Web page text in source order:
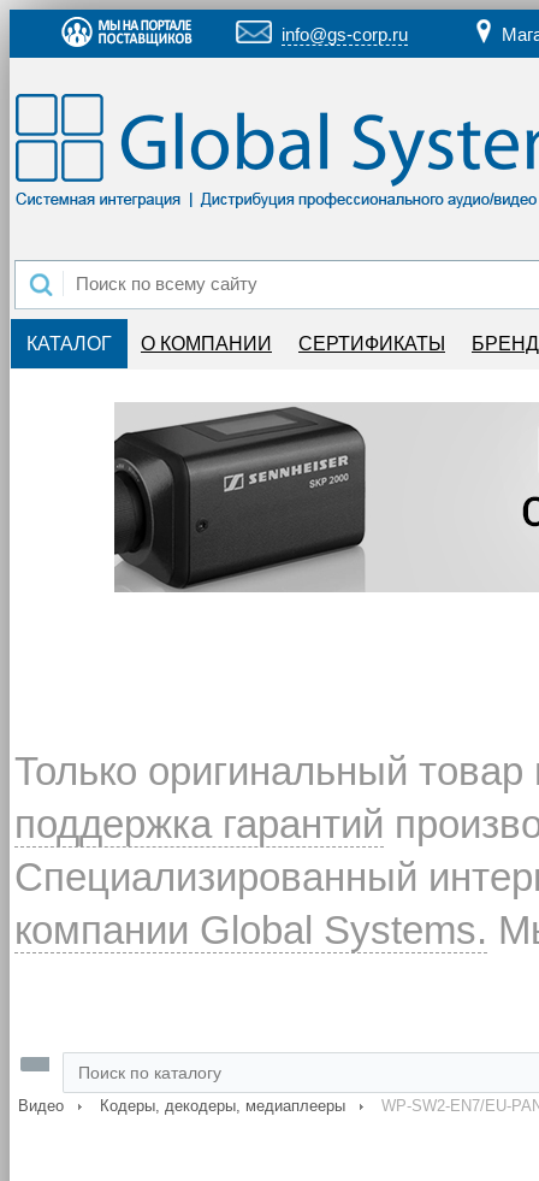
info@gs-corp.ru
КАТАЛОГ О КОМПАНИИ СЕРТИФИКАТЫ
Только оригинальный
поддержка гарантий
Специализированный
компании Global Systems.
Видео Кодеры, декодеры, медиаплееры WP-SW2-EN7/EU-